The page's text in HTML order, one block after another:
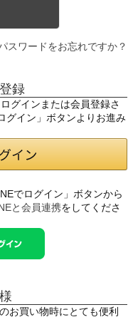
スワードをお忘れですか？
録
グインまたは会員登録さ
グイン」ボタンよりお進み
でログイン」ボタンから
と会員連携をしてくださ
お買い物時にとても便利